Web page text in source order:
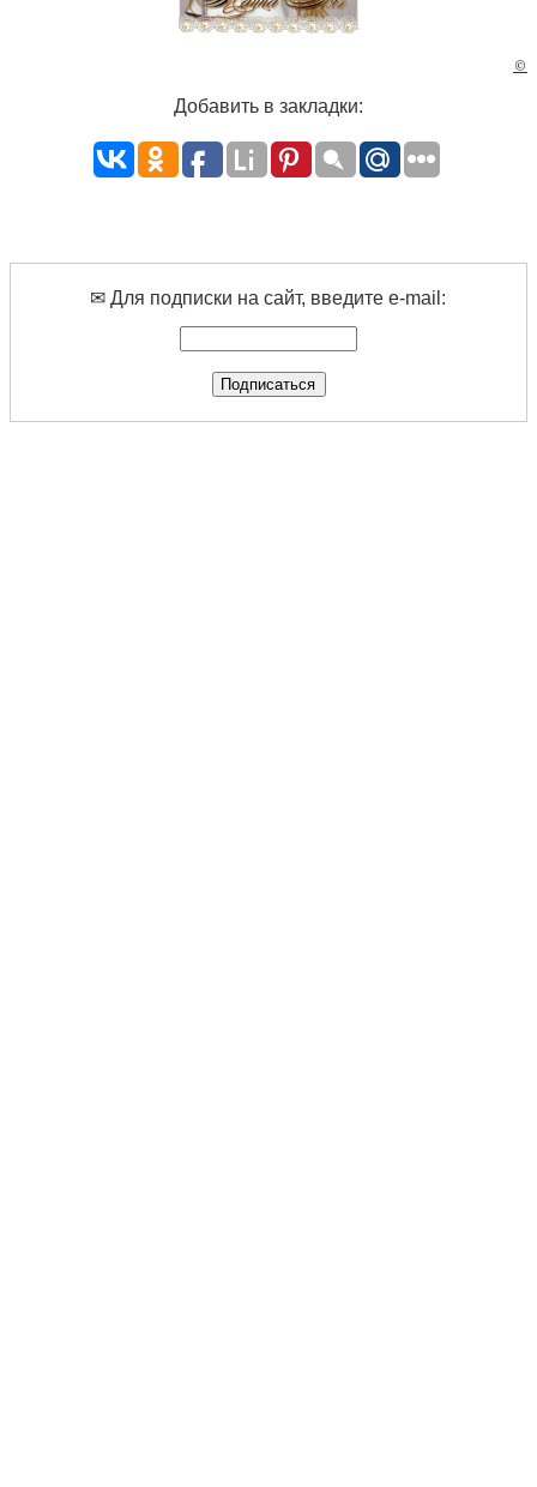
©
Добавить в закладки:
✉ Для подписки на сайт, введите e-mail: